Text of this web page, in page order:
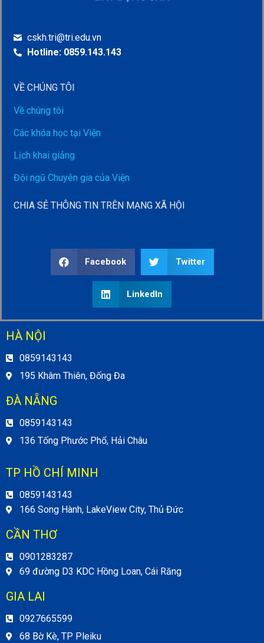
cskh.tri@tri.edu.vn
Hotline: 0859.143.143
VỀ CHÚNG TÔI
Về chúng tôi
Các khóa học tại Viện
Lịch khai giảng
Đội ngũ Chuyên gia của Viện
CHIA SẺ THÔNG TIN TRÊN MẠNG XÃ HỘI
Facebook Twitter
LinkedIn
HÀ NỘI
0859143143
195 Khâm Thiên, Đống Đa
ĐÀ NẴNG
0859143143
136 Tống Phước Phổ, Hải Châu
TP HỒ CHÍ MINH
0859143143
166 Song Hành, LakeView City, Thủ Đức
CẦN THƠ
0901283287
69 đường D3 KDC Hồng Loan, Cái Răng
GIA LAI
0927665599
68 Bờ Kè, TP Pleiku